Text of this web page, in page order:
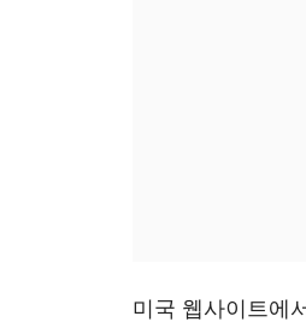
미국 웹사이트에